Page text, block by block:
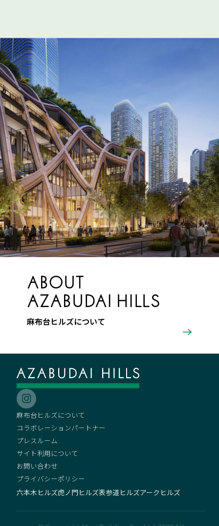
ABOUT
AZABUDAI HILLS
麻布台ヒルズについて
麻布台ヒルズについて
コラボレーションパートナー
プレスルーム
サイト利用について
お問い合わせ
プライバシーポリシー
六本木ヒルズ虎ノ門ヒルズ表参道ヒルズアークヒルズ